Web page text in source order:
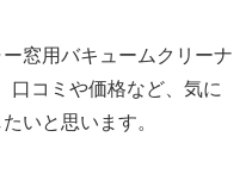
窓用バキュームクリーナ
口コミや価格など、気に
いと思います。